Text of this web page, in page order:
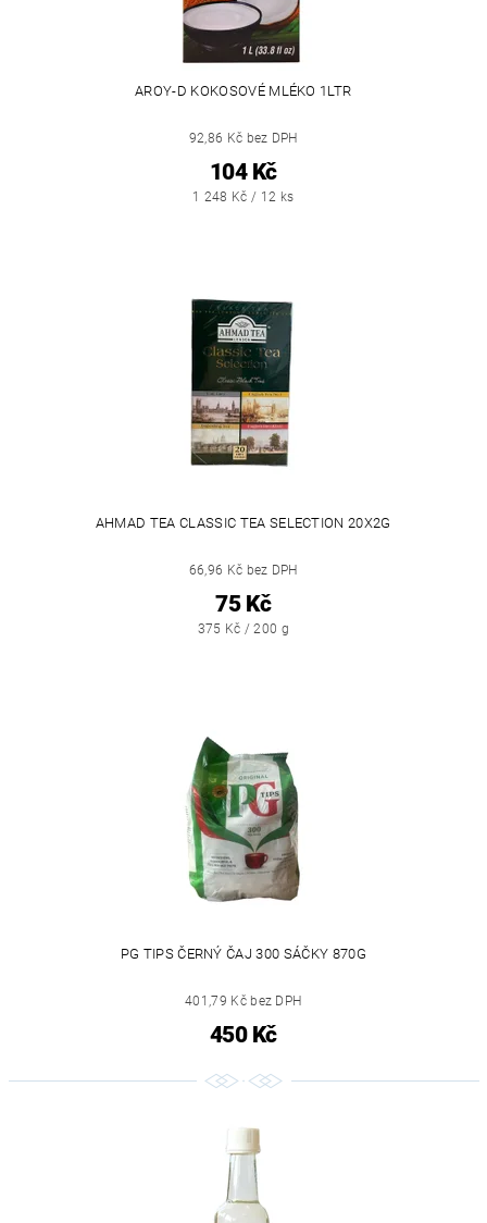
AROY-D KOKOSOVÉ MLÉKO 1LTR
92,86 Kč bez DPH
104 Kč
1 248 Kč / 12 ks
AHMAD TEA CLASSIC TEA SELECTION 20X2G
66,96 Kč bez DPH
75 Kč
375 Kč / 200 g
PG TIPS ČERNÝ ČAJ 300 SÁČKY 870G
401,79 Kč bez DPH
450 Kč